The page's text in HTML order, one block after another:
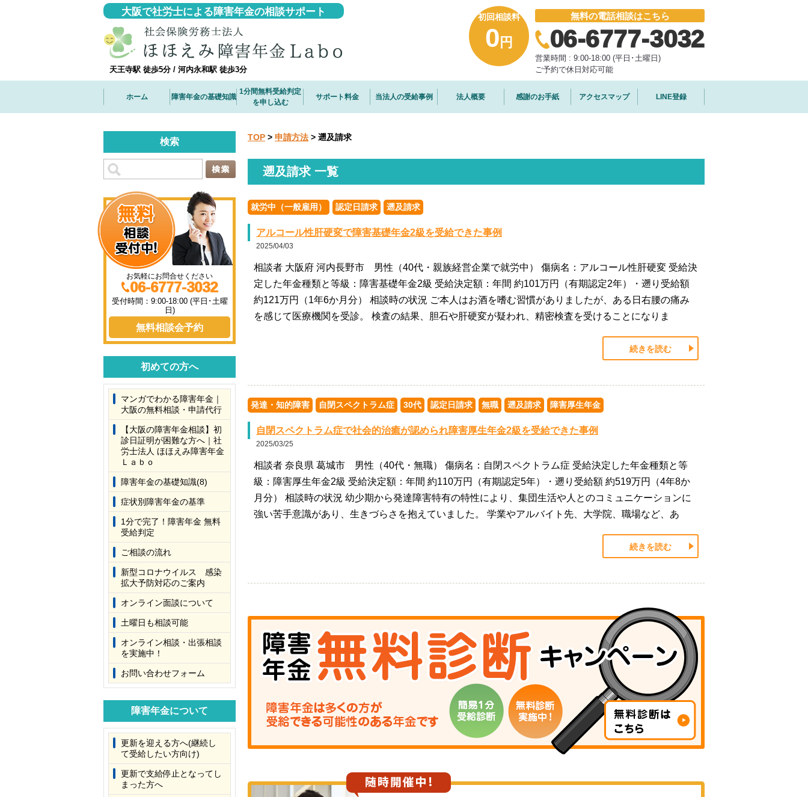
大阪で社労士による障害年金の相談サポート
天王寺駅 徒歩5分 / 河内永和駅 徒歩3分
初回相談料
0 円
無料の電話相談はこちら
06-6777-3032
営業時間 : 9:00-18:00 (平日･土曜日)
ご予約で休日対応可能
ホーム 障害年金の基礎知識
1分間無料受給判定
を申し込む
サポート料金 当法人の受給事例 法人概要 感謝のお手紙 アクセスマップ LINE登録
TOP > 申請方法 > 遡及請求
遡及請求 一覧
就労中（一般雇用） 認定日請求 遡及請求
アルコール性肝硬変で障害基礎年金2級を受給できた事例
2025/04/03
相談者 大阪府 河内長野市 男性（40代・親族経営企業で就労中） 傷病名：アルコール性肝硬変 受給決
定した年金種類と等級：障害基礎年金2級 受給決定額：年間 約101万円（有期認定2年）・遡り受給額
約121万円（1年6か月分） 相談時の状況 ご本人はお酒を嗜む習慣がありましたが、ある日右腰の痛み
を感じて医療機関を受診。 検査の結果、胆石や肝硬変が疑われ、精密検査を受けることになりま
続きを読む
発達・知的障害 自閉スペクトラム症 30代 認定日請求 無職 遡及請求 障害厚生年金
自閉スペクトラム症で社会的治癒が認められ障害厚生年金2級を受給できた事例
2025/03/25
相談者 奈良県 葛城市 男性（40代・無職） 傷病名：自閉スペクトラム症 受給決定した年金種類と等
級：障害厚生年金2級 受給決定額：年間 約110万円（有期認定5年）・遡り受給額 約519万円（4年8か
月分） 相談時の状況 幼少期から発達障害特有の特性により、集団生活や人とのコミュニケーションに
強い苦手意識があり、生きづらさを抱えていました。 学業やアルバイト先、大学院、職場など、あ
続きを読む
検索
お気軽にお問合せください
06-6777-3032
受付時間：9:00-18:00 (平日･土曜
日)
無料相談会予約
初めての方へ
マンガでわかる障害年金｜
大阪の無料相談・申請代行
【大阪の障害年金相談】初
診日証明が困難な方へ｜社
労士法人 ほほえみ障害年金
Ｌａｂｏ
障害年金の基礎知識(8)
症状別障害年金の基準
1分で完了！障害年金 無料
受給判定
ご相談の流れ
新型コロナウイルス 感染
拡大予防対応のご案内
オンライン面談について
土曜日も相談可能
オンライン相談・出張相談
を実施中！
お問い合わせフォーム
障害年金について
更新を迎える方へ(継続し
て受給したい方向け)
更新で支給停止となってし
まった方へ